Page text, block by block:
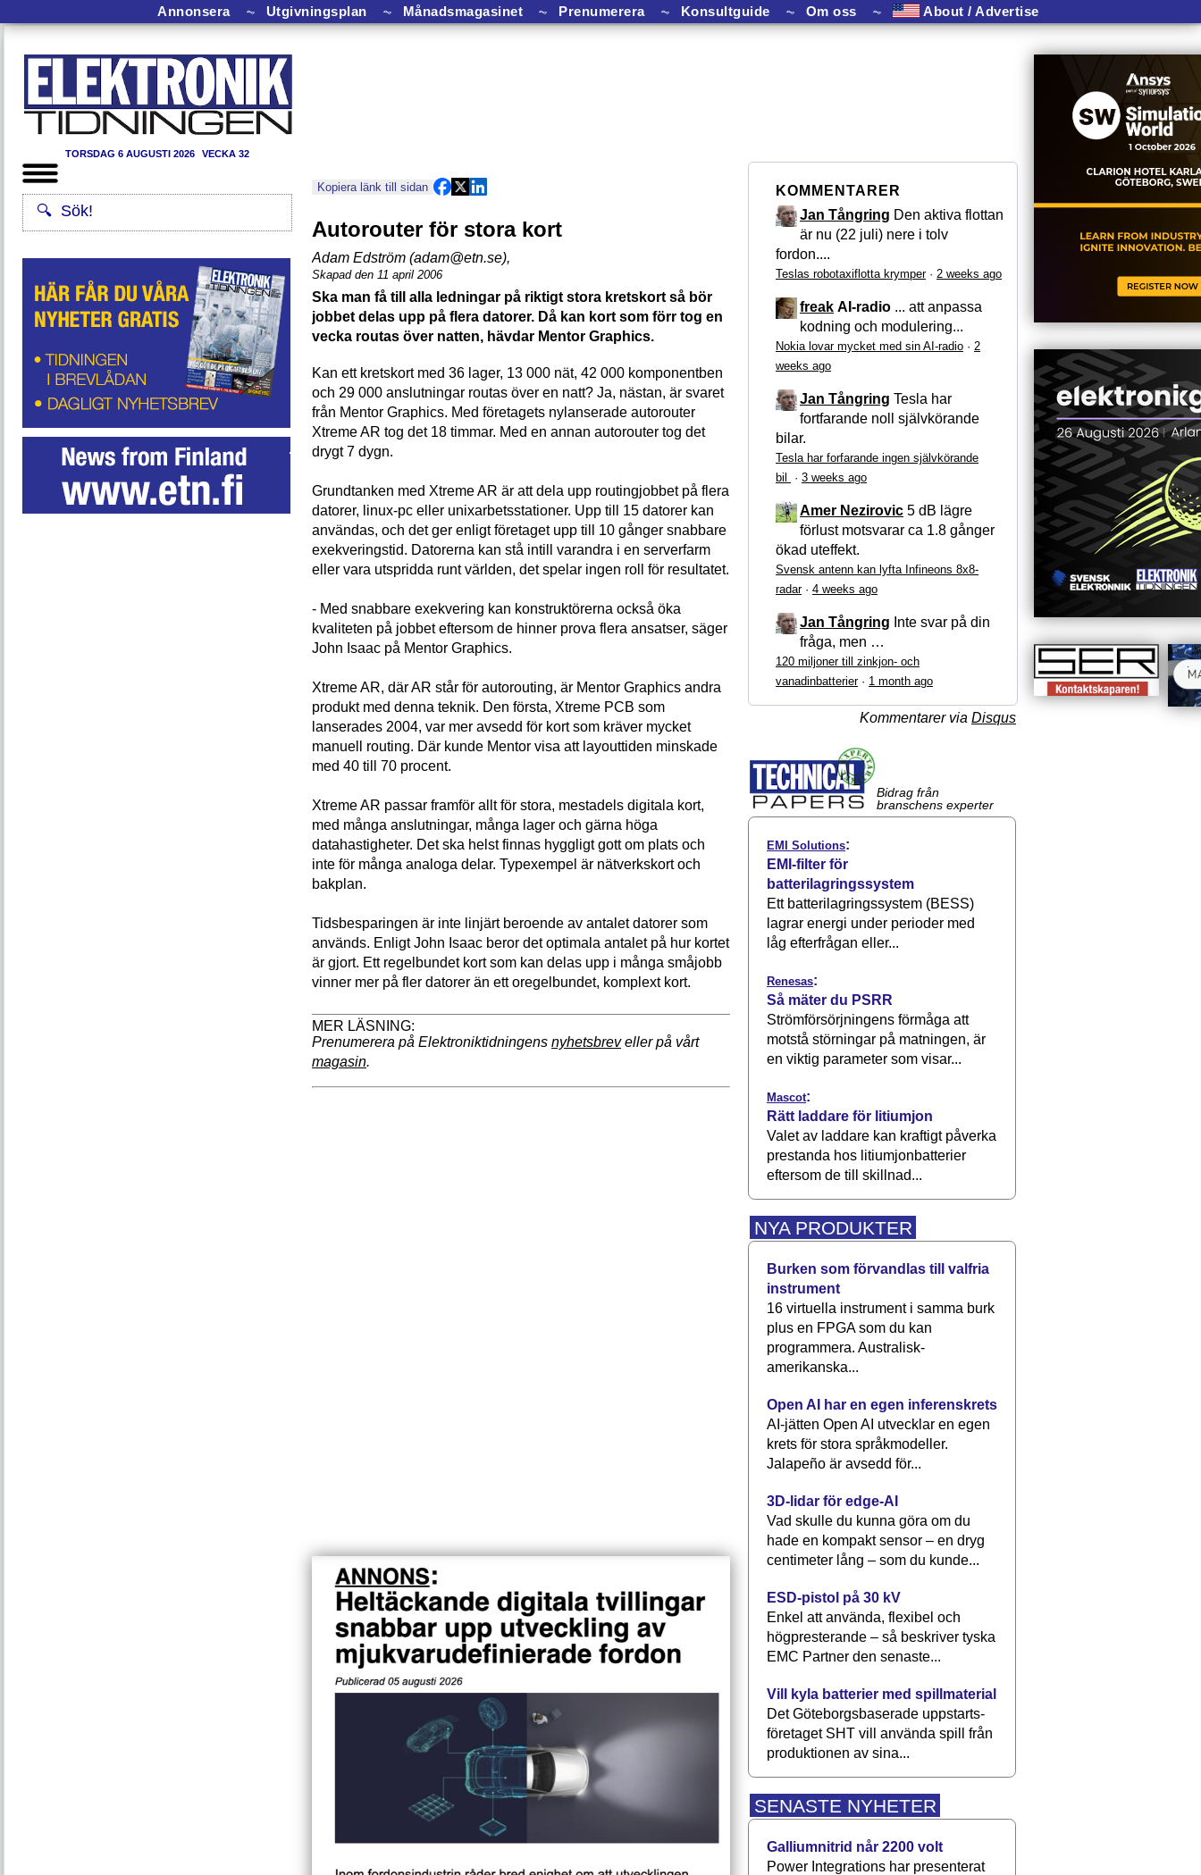
Annonsera ⏦ Utgivningsplan ⏦ Månadsmagasinet ⏦ Prenumerera ⏦ Konsultguide ⏦ Om oss ⏦ About / Advertise
TORSDAG 6 AUGUSTI 2026 VECKA 32
Kopiera länk till sidan
Autorouter för stora kort
Adam Edström (adam@etn.se),
Skapad den 11 april 2006
Ska man få till alla ledningar på riktigt stora kretskort så bör
jobbet delas upp på flera datorer. Då kan kort som förr tog en
vecka routas över natten, hävdar Mentor Graphics.
Kan ett kretskort med 36 lager, 13 000 nät, 42 000 komponentben
och 29 000 anslutningar routas över en natt? Ja, nästan, är svaret
från Mentor Graphics. Med företagets nylanserade autorouter
Xtreme AR tog det 18 timmar. Med en annan autorouter tog det
drygt 7 dygn.
Grundtanken med Xtreme AR är att dela upp routingjobbet på flera
datorer, linux-pc eller unixarbetsstationer. Upp till 15 datorer kan
användas, och det ger enligt företaget upp till 10 gånger snabbare
exekveringstid. Datorerna kan stå intill varandra i en serverfarm
eller vara utspridda runt världen, det spelar ingen roll för resultatet.
- Med snabbare exekvering kan konstruktörerna också öka
kvaliteten på jobbet eftersom de hinner prova flera ansatser, säger
John Isaac på Mentor Graphics.
Xtreme AR, där AR står för autorouting, är Mentor Graphics andra
produkt med denna teknik. Den första, Xtreme PCB som
lanserades 2004, var mer avsedd för kort som kräver mycket
manuell routing. Där kunde Mentor visa att layouttiden minskade
med 40 till 70 procent.
Xtreme AR passar framför allt för stora, mestadels digitala kort,
med många anslutningar, många lager och gärna höga
datahastigheter. Det ska helst finnas hyggligt gott om plats och
inte för många analoga delar. Typexempel är nätverkskort och
bakplan.
Tidsbesparingen är inte linjärt beroende av antalet datorer som
används. Enligt John Isaac beror det optimala antalet på hur kortet
är gjort. Ett regelbundet kort som kan delas upp i många småjobb
vinner mer på fler datorer än ett oregelbundet, komplext kort.
Prenumerera på Elektroniktidningens nyhetsbreveller på vårt
magasin.
KOMMENTARER
Jan Tångring Den aktiva flottan
är nu (22 juli) nere i tolv
fordon....
Teslas robotaxiflotta krymper· 2 weeks ago
freak AI-radio ... att anpassa
kodning och modulering...
Nokia lovar mycket med sin AI-radio · 2
weeks ago
Jan Tångring Tesla har
fortfarande noll självkörande
bilar.
Tesla har forfarande ingen självkörande
bil
· 3 weeks ago
Amer Nezirovic 5 dB lägre
förlust motsvarar ca 1.8 gånger
ökad uteffekt.
Svensk antenn kan lyfta Infineons 8x8-
radar· 4 weeks ago
Jan Tångring Inte svar på din
fråga, men …
120 miljoner till zinkjon- och
vanadinbatterier· 1 month ago
Kommentarer via Disqus
Bidrag från
branschens experter
EMI Solutions:
EMI-filter för
batterilagringssystem
Ett batterilagringssystem (BESS)
lagrar energi under perioder med
låg efterfrågan eller...
Renesas:
Så mäter du PSRR
Strömförsörjningens förmåga att
motstå störningar på matningen, är
en viktig parameter som visar...
Mascot:
Rätt laddare för litiumjon
Valet av laddare kan kraftigt påverka
prestanda hos litiumjonbatterier
eftersom de till skillnad...
NYA PRODUKTER
Burken som förvandlas till valfria
instrument
16 virtuella instrument i samma burk
plus en FPGA som du kan
programmera. Australisk-
amerikanska...
Open AI har en egen inferenskrets
AI-jätten Open AI utvecklar en egen
krets för stora språkmodeller.
Jalapeño är avsedd för...
3D-lidar för edge-AI
Vad skulle du kunna göra om du
hade en kompakt sensor – en dryg
centimeter lång – som du kunde...
ESD-pistol på 30 kV
Enkel att använda, flexibel och
högpresterande – så beskriver tyska
EMC Partner den senaste...
Vill kyla batterier med spillmaterial
Det Göteborgsbaserade upp­starts­
företaget SHT vill använda spill från
produktionen av sina...
SENASTE NYHETER
Galliumnitrid når 2200 volt
Power Integrations har presenterat